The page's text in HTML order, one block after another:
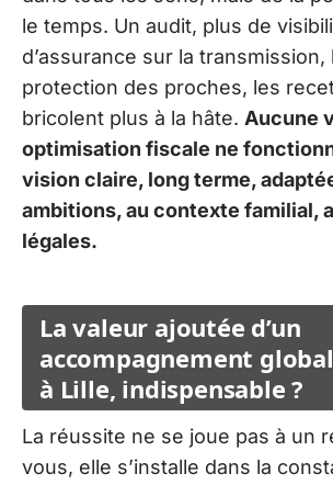
le temps. Un audit, plus de
d’assurance sur la transmission,
protection des proches, les
bricolent plus à la hâte. Aucune
optimisation fiscale ne
vision claire, long terme,
ambitions, au contexte familial,
légales.
La valeur ajoutée d’un
accompagnement
à Lille, indispensable ?
La réussite ne se joue pas à un
vous, elle s’installe dans la